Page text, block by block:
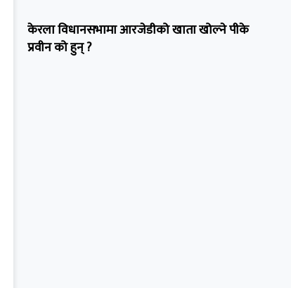
केरला विधानसभामा आरजेडीको खाता खोल्ने पीके
प्रवीन को हुन् ?